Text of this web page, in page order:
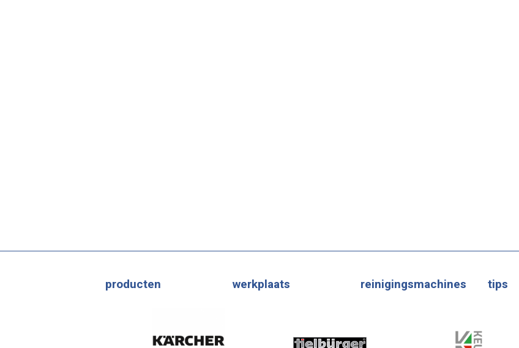
producten werkplaats reinigingsmachines tips